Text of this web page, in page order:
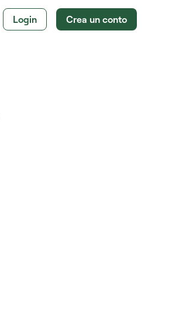
Login Crea un conto